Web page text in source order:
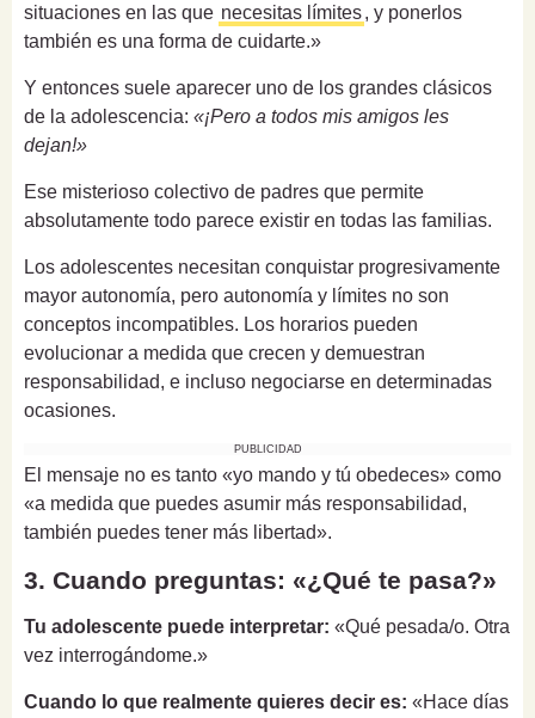
situaciones en las que necesitas límites, y ponerlos
también es una forma de cuidarte.»
Y entonces suele aparecer uno de los grandes clásicos
de la adolescencia: «¡Pero a todos mis amigos les
dejan!»
Ese misterioso colectivo de padres que permite
absolutamente todo parece existir en todas las familias.
Los adolescentes necesitan conquistar progresivamente
mayor autonomía, pero autonomía y límites no son
conceptos incompatibles. Los horarios pueden
evolucionar a medida que crecen y demuestran
responsabilidad, e incluso negociarse en determinadas
ocasiones.
PUBLICIDAD
El mensaje no es tanto «yo mando y tú obedeces» como
«a medida que puedes asumir más responsabilidad,
también puedes tener más libertad».
3. Cuando preguntas: «¿Qué te pasa?»
Tu adolescente puede interpretar: «Qué pesada/o. Otra
vez interrogándome.»
Cuando lo que realmente quieres decir es: «Hace días